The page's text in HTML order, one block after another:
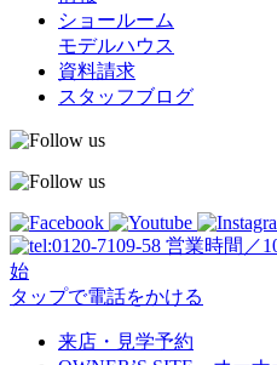
ショールーム
モデルハウス
資料請求
スタッフブログ
営業時間／
始
タップで電話をかける
来店・見学予約